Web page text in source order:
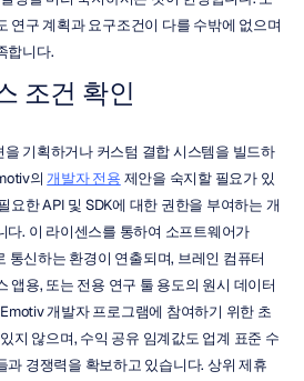
연구 계획과 요구조건이 다를 수밖에 없으며
합니다.
조건 확인
기획하거나 커스텀 결합 시스템을 빌드하
의 개발자 전용 제안을 숙지할 필요가 있
요한 API 및 SDK에 대한 권한을 부여하는 개
다. 이 라이센스를 통하여 소프트웨어가
통신하는 환경이 연출되며, 브레인 컴퓨터
앱용, 또는 전용 연구 툴 용도의 원시 데이터
개발자 프로그램에 참여하기 위한 초
지 않으며, 수익 공유 임계값도 업계 표준 수
과 경쟁력을 확보하고 있습니다. 상위 제휴